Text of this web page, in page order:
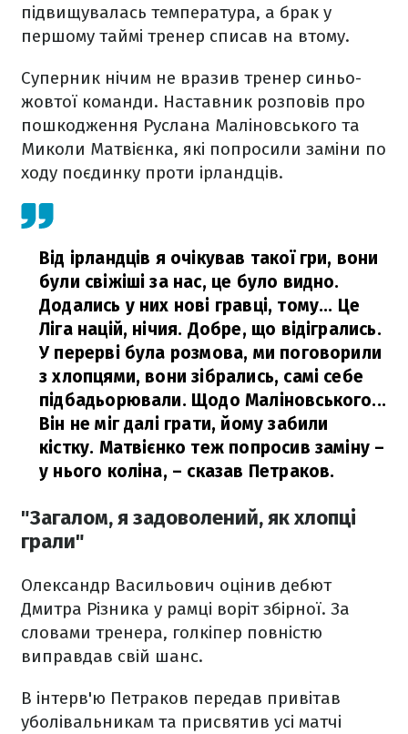
підвищувалась температура, а брак у
першому таймі тренер списав на втому.
Суперник нічим не вразив тренер синьо-
жовтої команди. Наставник розповів про
пошкодження Руслана Маліновського та
Миколи Матвієнка, які попросили заміни по
ходу поєдинку проти ірландців.
Від ірландців я очікував такої гри, вони
були свіжіші за нас, це було видно.
Додались у них нові гравці, тому... Це
Ліга націй, нічия. Добре, що відігрались.
У перерві була розмова, ми поговорили
з хлопцями, вони зібрались, самі себе
підбадьорювали. Щодо Маліновського...
Він не міг далі грати, йому забили
кістку. Матвієнко теж попросив заміну –
у нього коліна, – сказав Петраков.
"Загалом, я задоволений, як хлопці
грали"
Олександр Васильович оцінив дебют
Дмитра Різника у рамці воріт збірної. За
словами тренера, голкіпер повністю
виправдав свій шанс.
В інтерв'ю Петраков передав привітав
уболівальникам та присвятив усі матчі